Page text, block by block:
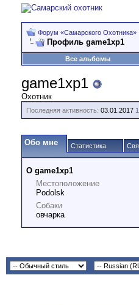
Форум «Самарского Охотника»
Профиль game1xp1
Все альбомы
game1xp1
Охотник
Последняя активность: 03.01.2017
Обо мне Статистика
О game1xp1
Местоположение
Podolsk
Собаки
овчарка